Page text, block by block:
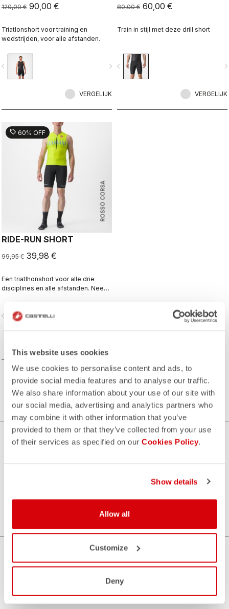
This website uses cookies
We use cookies to personalise content and ads, to
provide social media features and to analyse our traffic.
We also share information about your use of our site with
our social media, advertising and analytics partners who
may combine it with other information that you’ve
provided to them or that they’ve collected from your use
of their services as specified on our Cookies Policy.
Show details
Allow all
Customize
Deny
120,00 € 90,00 €
Triatlonshort voor training en
wedstrijden, voor alle afstanden.
navigate_next
VERGELIJK
80,00 € 60,00 €
Train in stijl met deze drill short
navigate_before
VERGELIJK
ROSSO CORSA
sell 60% OFF
RIDE-RUN SHORT
99,95 € 39,98 €
Een triatlhonshort voor alle drie
disciplines en alle afstanden. Neem
trainingssessie na het werk. Klikt
dankzij de KISS Tri zitkussen en uitstekende